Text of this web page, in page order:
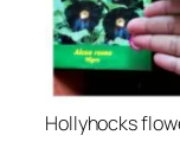
Hollyhocks